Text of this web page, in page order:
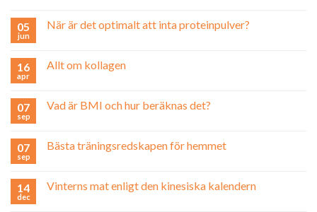
05
jun
När är det optimalt att inta proteinpulver?
16
apr
Allt om kollagen
07
sep
Vad är BMI och hur beräknas det?
07
sep
Bästa träningsredskapen för hemmet
14
dec
Vinterns mat enligt den kinesiska kalendern